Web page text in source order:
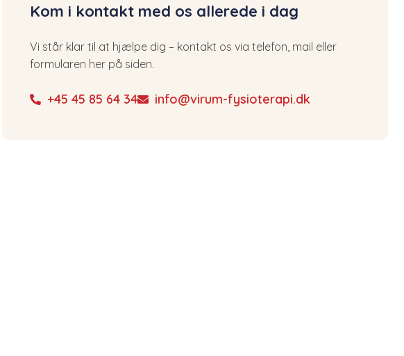
Kom i kontakt med os allerede i dag
Vi står klar til at hjælpe dig – kontakt os via telefon, mail eller
formularen her på siden.
+45 45 85 64 34 info@virum-fysioterapi.dk